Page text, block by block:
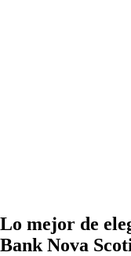
Lo mejor de
Bank Nova